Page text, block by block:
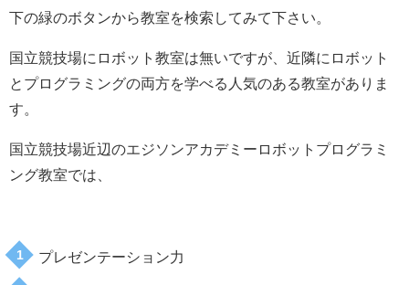
下の緑のボタンから教室を検索してみて下さい。
国立競技場にロボット教室は無いですが、近隣にロボット
とプログラミングの両方を学べる人気のある教室がありま
す。
国立競技場近辺のエジソンアカデミーロボットプログラミ
ング教室では、
プレゼンテーション力